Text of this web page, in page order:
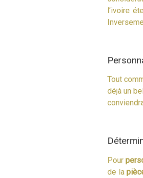
l’ivoire
Tout
déjà un
Pour
de la